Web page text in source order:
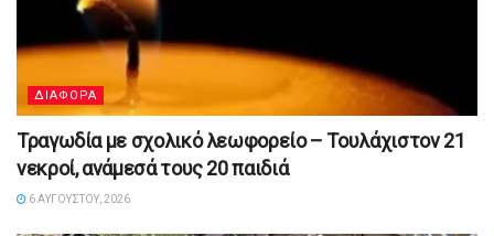
ΔΙΑΦΟΡΑ
Τραγωδία με σχολικό λεωφορείο – Τουλάχιστον 21
νεκροί, ανάμεσά τους 20 παιδιά
6 ΑΥΓΟΎΣΤΟΥ, 2026